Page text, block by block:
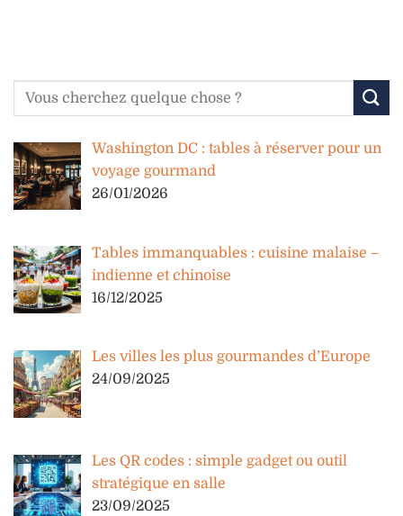
Washington DC : tables à réserver pour un
voyage gourmand
26/01/2026
Tables immanquables : cuisine malaise –
indienne et chinoise
16/12/2025
Les villes les plus gourmandes d’Europe
24/09/2025
Les QR codes : simple gadget ou outil
stratégique en salle
23/09/2025